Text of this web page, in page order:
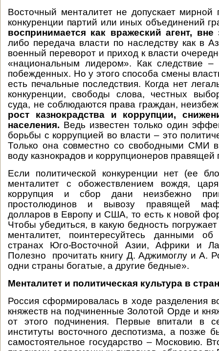
Восточный менталитет не допускает мирной
конкуренции партий или иных объединений
воспринимается как вражеский агент,
либо передача власти по наследству как в
военный переворот и приход к власти
«национальным лидером». Как следствие –
побежденных. Но у этого способа смены
есть печальные последствия. Когда нет
конкуренции, свободы слова, честных
суда, не соблюдаются права граждан,
рост казнокрадства и коррупции,
населения. Ведь известен только один
борьбы с коррупцией во власти – это
Только она совместно со свободными СМИ
воду казнокрадов и коррупционеров правящей
Если политической конкуренции нет (ее
менталитет с обожествлением вождя,
коррупция и сбор дани неизбежно
простолюдинов и вывозу правящей
долларов в Европу и США, то есть к новой
Чтобы убедиться, в какую бедность
менталитет, поинтересуйтесь данными
странах Юго-Восточной Азии, Африки и
Полезно прочитать книгу Д. Аджимоглу и А.
одни страны богатые, а другие бедные».
Менталитет и политическая культура в
Россия сформировалась в ходе разделения
княжеств на подчиненные Золотой Орде и
от этого подчинения. Первые впитали в
институты восточного деспотизма, а позже
самостоятельное государство – Московию.